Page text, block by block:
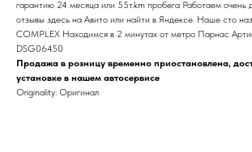
гарантию 24 месяца или 55т.km пробега Работаем очень
отзывы здесь на Авито или найти в Яндексе. Наше сто
COMPLEX Находимся в 2 минутах от метро Парнас
DSG06450
Продажа в розницу временно приостановлена,
установке в нашем автосервисе
Originality: Оригинал